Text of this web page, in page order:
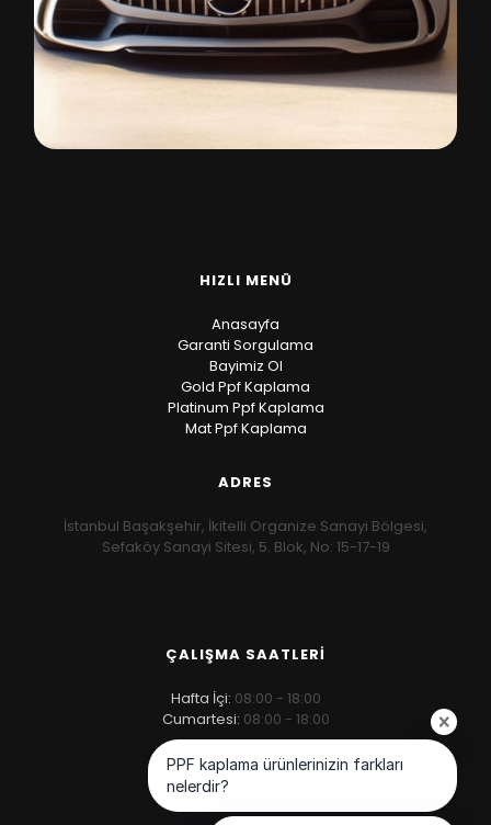
HIZLI MENÜ
Anasayfa
Garanti Sorgulama
Bayimiz Ol
Gold Ppf Kaplama
Platinum Ppf Kaplama
Mat Ppf Kaplama
ADRES
İstanbul Başakşehir, İkitelli Organize Sanayi Bölgesi,
Sefaköy Sanayi Sitesi, 5. Blok, No: 15-17-19
ÇALIŞMA SAATLERİ
Hafta İçi: 08:00 - 18:00
Cumartesi: 08:00 - 18:00